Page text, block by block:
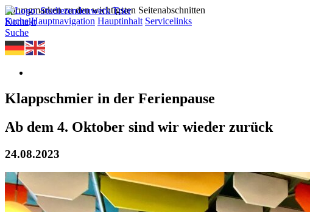
Sprungmarken zu den wichtigsten Seitenabschnitten
Suche Hauptnavigation Hauptinhalt Servicelinks
Kontakt
Suche
Klappschmier in der Ferienpause
Ab dem 4. Oktober sind wir wieder zurück
24.08.2023